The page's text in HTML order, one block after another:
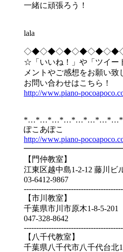
一緒に頑張ろう！
lala
☆「いいね！」や「ツイー
メントやご感想をお願い
お問い合わせはこちら！
http://www.piano-
ぽこあぽこ
http://www.piano-
【門仲教室】
江東区越中島1-2-12 藤川ビ
03-6412-9867
----------------------------------------
【市川教室】
千葉県市川市原木1-8-5-201
047-328-8642
----------------------------------------
【八千代教室】
千葉県八千代市八千代台北